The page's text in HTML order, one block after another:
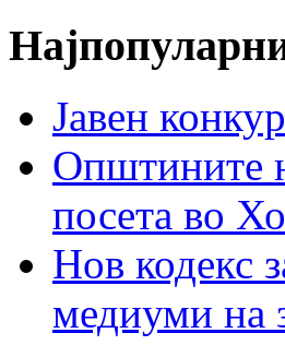
Јавен
Општините
посета во
Нов кодекс
медиуми на